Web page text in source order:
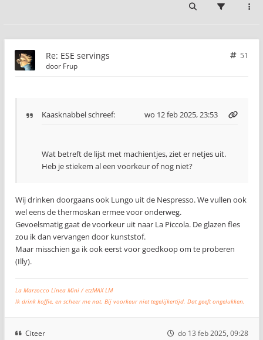
Re: ESE servings
51
door Frup
Kaasknabbelschreef: wo 12 feb 2025, 23:53
Wat betreft de lijst met machientjes, ziet er netjes uit.
Heb je stiekem al een voorkeur of nog niet?
Wij drinken doorgaans ook Lungo uit de Nespresso. We vullen ook
wel eens de thermoskan ermee voor onderweg.
Gevoelsmatig gaat de voorkeur uit naar La Piccola. De glazen fles
zou ik dan vervangen door kunststof.
Maar misschien ga ik ook eerst voor goedkoop om te proberen
(Illy).
La Marzocco Linea Mini / etzMAX LM
Ik drink koffie, en scheer me nat. Bij voorkeur niet tegelijkertijd. Dat geeft ongelukken.
Citeer do 13 feb 2025, 09:28